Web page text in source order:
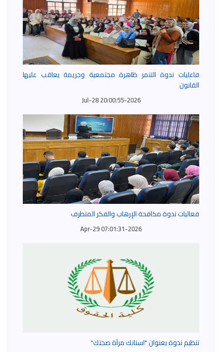
فاعليات ندوة التنمر ظاهرة مجتمعية وجريمة يعاقب عليها
القانون
2026-Jul-28 20:00:55
فعاليات ندوة مكافحة الإرهاب والفكر المتطرف
2026-Apr-29 07:01:31
تنظيم ندوة بعنوان "اسنانك مرآة صحتك"